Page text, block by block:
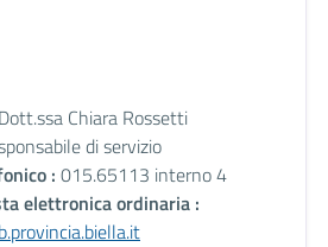
Dott.ssa Chiara Rossetti
di servizio
: 015.65113 interno 4
elettronica ordinaria :